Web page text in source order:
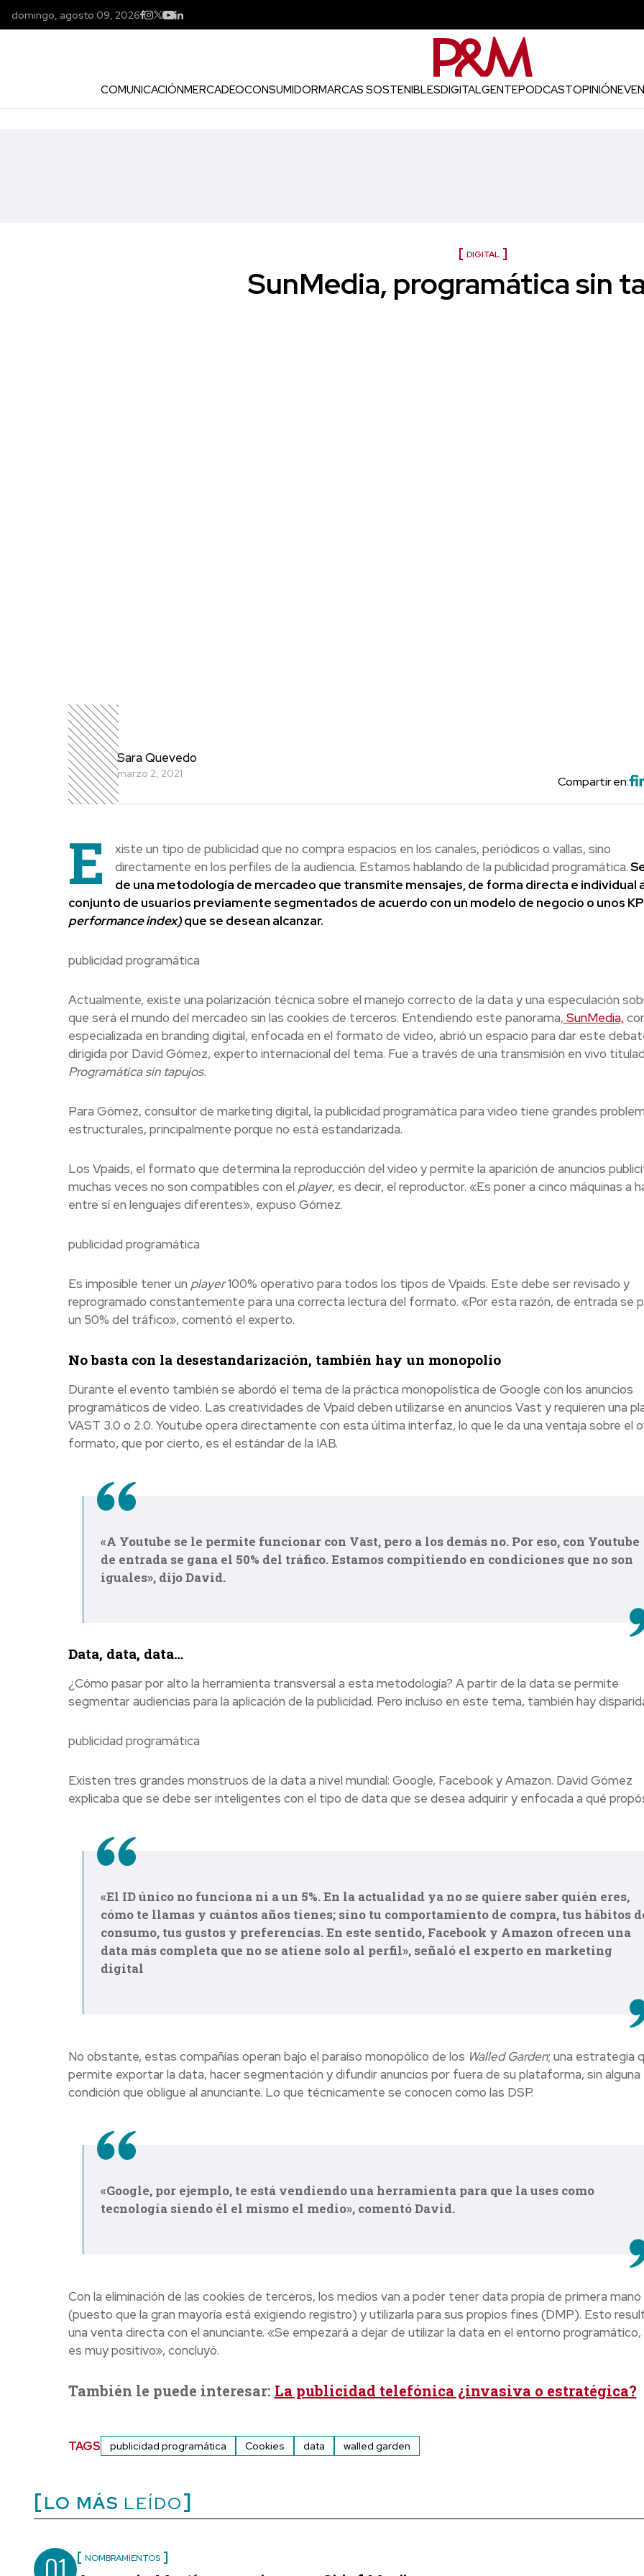
domingo, agosto 09, 2026
COMUNICACIÓNMERCADEOCONSUMIDORMARCAS SOSTENIBLESDIGITALGENTEPODCASTOPINIÓN
DIGITAL
SunMedia, programática sin
Sara Quevedo
marzo 2, 2021
Compartir en:
E
xiste un tipo de publicidad que no compra espacios en los canales, periódicos o vallas, sino
directamente en los perfiles de la audiencia. Estamos hablando de la publicidad programática.
de una metodología de mercadeo que transmite mensajes, de forma directa e individual
conjunto de usuarios previamente segmentados de acuerdo con un modelo de negocio o unos
performance index)que se desean alcanzar.
publicidad programática
Actualmente, existe una polarización técnica sobre el manejo correcto de la data y una especulación
que será el mundo del mercadeo sin las cookies de terceros. Entendiendo este panorama, SunMedia,
especializada en branding digital, enfocada en el formato de video, abrió un espacio para dar este
dirigida por David Gómez, experto internacional del tema. Fue a través de una transmisión en vivo
Programática sin tapujos.
Para Gómez, consultor de marketing digital, la publicidad programática para video tiene grandes
estructurales, principalmente porque no está estandarizada.
Los Vpaids, el formato que determina la reproducción del video y permite la aparición de anuncios
muchas veces no son compatibles con el player, es decir, el reproductor. «Es poner a cinco máquinas a
entre sí en lenguajes diferentes», expuso Gómez.
publicidad programática
Es imposible tener un player100% operativo para todos los tipos de Vpaids. Este debe ser revisado y
reprogramado constantemente para una correcta lectura del formato. «Por esta razón, de entrada se
un 50% del tráfico», comentó el experto.
No basta con la desestandarización, también hay un monopolio
Durante el evento también se abordó el tema de la práctica monopolística de Google con los anuncios
programáticos de video. Las creatividades de Vpaid deben utilizarse en anuncios Vast y requieren una
VAST 3.0 o 2.0. Youtube opera directamente con esta última interfaz, lo que le da una ventaja sobre el
formato, que por cierto, es el estándar de la IAB.
«A Youtube se le permite funcionar con Vast, pero a los demás no. Por eso, con Youtube
de entrada se gana el 50% del tráfico. Estamos compitiendo en condiciones que no son
iguales», dijo David.
Data, data, data…
¿Cómo pasar por alto la herramienta transversal a esta metodología? A partir de la data se permite
segmentar audiencias para la aplicación de la publicidad. Pero incluso en este tema, también hay
publicidad programática
Existen tres grandes monstruos de la data a nivel mundial: Google, Facebook y Amazon. David Gómez
explicaba que se debe ser inteligentes con el tipo de data que se desea adquirir y enfocada a qué
«El ID único no funciona ni a un 5%. En la actualidad ya no se quiere saber quién eres,
cómo te llamas y cuántos años tienes; sino tu comportamiento de compra, tus hábitos
consumo, tus gustos y preferencias. En este sentido, Facebook y Amazon ofrecen una
data más completa que no se atiene solo al perfil», señaló el experto en marketing
digital
No obstante, estas compañías operan bajo el paraíso monopólico de los Walled Garden; una estrategia
permite exportar la data, hacer segmentación y difundir anuncios por fuera de su plataforma, sin alguna
condición que obligue al anunciante. Lo que técnicamente se conocen como las DSP.
«Google, por ejemplo, te está vendiendo una herramienta para que la uses como
tecnología siendo él el mismo el medio», comentó David.
Con la eliminación de las cookies de terceros, los medios van a poder tener data propia de primera mano
(puesto que la gran mayoría está exigiendo registro) y utilizarla para sus propios fines (DMP). Esto
una venta directa con el anunciante. «Se empezará a dejar de utilizar la data en el entorno programático,
es muy positivo», concluyó.
También le puede interesar: La publicidad telefónica ¿invasiva o estratégica?
TAGS publicidad programática Cookies data walled garden
LO MÁS LEÍDO
NOMBRAMIENTOS